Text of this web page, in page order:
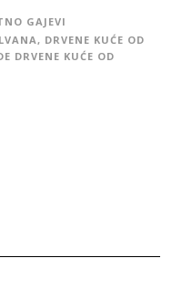
GAJEVI
, DRVENE KUĆE OD
DRVENE KUĆE OD